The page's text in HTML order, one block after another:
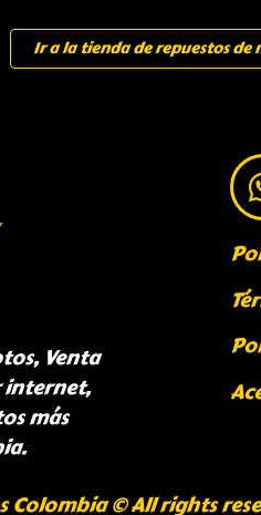
Ir a la tienda de repuestos de
Venta
internet,
más
Colombia © All rights